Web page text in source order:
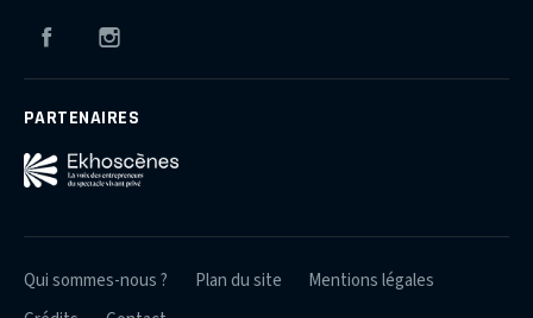
Facebook
PARTENAIRES
Qui sommes-nous ? Plan du site
Mentions légales